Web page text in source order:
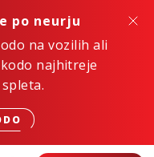
po neurju
na vozilih ali
najhitreje